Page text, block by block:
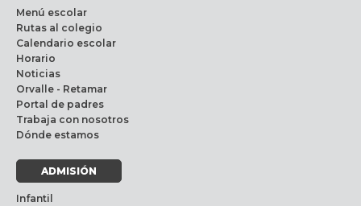
Menú escolar
Rutas al colegio
Calendario escolar
Horario
Noticias
Orvalle - Retamar
Portal de padres
Trabaja con nosotros
Dónde estamos
ADMISIÓN
Infantil